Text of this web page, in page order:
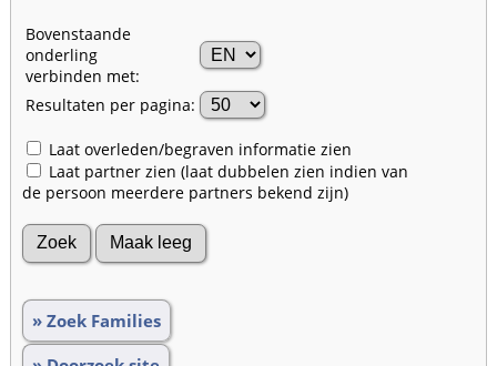
Bovenstaande
onderling
verbinden met:
Resultaten per pagina:
Laat overleden/begraven informatie zien
Laat partner zien (laat dubbelen zien indien van
de persoon meerdere partners bekend zijn)
» Zoek Families